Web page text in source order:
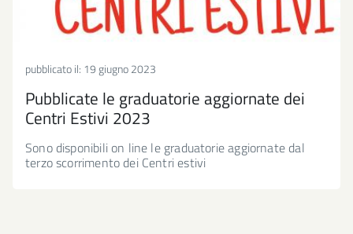
pubblicato il: 19 giugno 2023
Pubblicate le graduatorie aggiornate dei
Centri Estivi 2023
Sono disponibili on line le graduatorie aggiornate dal
terzo scorrimento dei Centri estivi